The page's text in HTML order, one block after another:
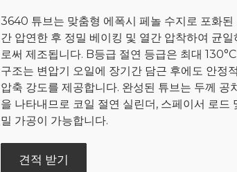
3640 튜브는 맞춤형 에폭시 페놀 수지로 포화
간 압연한 후 정밀 베이킹 및 열간 압착하여 균
로써 제조됩니다. B등급 절연 등급은 최대
구조는 변압기 오일에 장기간 담근 후에도 안정
압축 강도를 제공합니다. 완성된 튜브는 두께 공
을 나타내므로 코일 절연 실린더, 스페이서 로드
밀 가공이 가능합니다.
견적 받기